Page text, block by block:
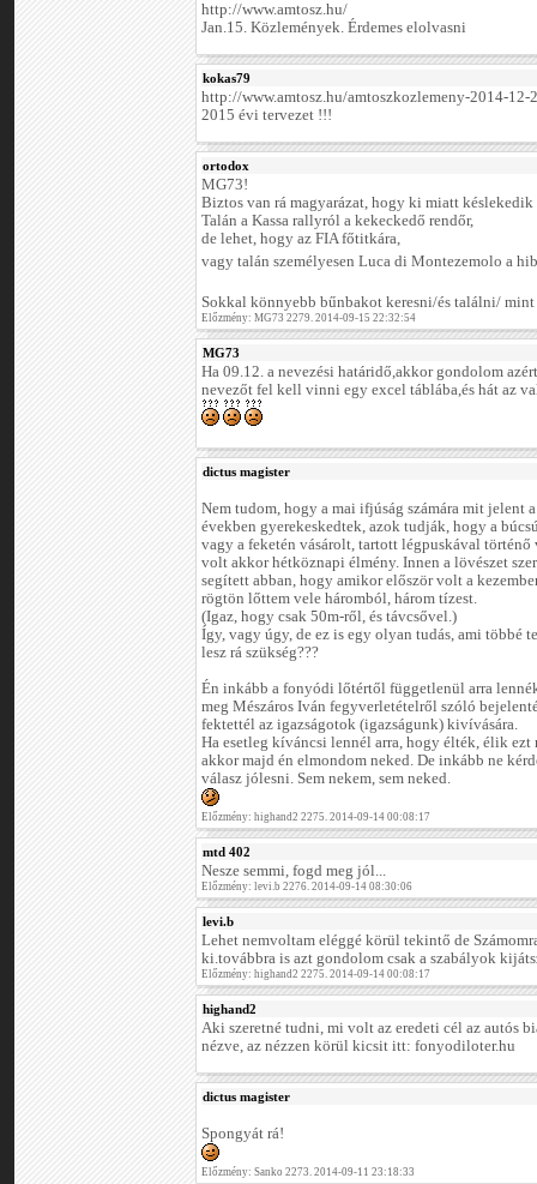
http://www.amtosz.hu/
Jan.15. Közlemények. Érdemes elolvasni
kokas79
http://www.amtosz.hu/amtoszkozlemeny-2014-12-
2015 évi tervezet !!!
ortodox
MG73!
Biztos van rá magyarázat, hogy ki miatt késlekedik
Talán a Kassa rallyról a kekeckedő rendőr,
de lehet, hogy az FIA főtitkára,
vagy talán személyesen Luca di Montezemolo a
Sokkal könnyebb bűnbakot keresni/és találni/
Előzmény: MG73 2279. 2014-09-15 22:32:54
MG73
Ha 09.12. a nevezési határidő,akkor gondolom
nevezőt fel kell vinni egy excel táblába,és hát az
dictus magister
Nem tudom, hogy a mai ifjúság számára mit jelent
években gyerekeskedtek, azok tudják, hogy a
vagy a feketén vásárolt, tartott légpuskával történő
volt akkor hétköznapi élmény. Innen a lövészet
segített abban, hogy amikor először volt a
rögtön lőttem vele háromból, három tízest.
(Igaz, hogy csak 50m-ről, és távcsővel.)
Így, vagy úgy, de ez is egy olyan tudás, ami többé
lesz rá szükség???
Én inkább a fonyódi lőtértől függetlenül arra
meg Mészáros Iván fegyverletételről szóló
fektettél az igazságotok (igazságunk) kivívására.
Ha esetleg kíváncsi lennél arra, hogy élték, élik
akkor majd én elmondom neked. De inkább ne
válasz jólesni. Sem nekem, sem neked.
Előzmény: highand2 2275. 2014-09-14 00:08:17
mtd 402
Nesze semmi, fogd meg jól...
Előzmény: levi.b 2276. 2014-09-14 08:30:06
levi.b
Lehet nemvoltam eléggé körül tekintő de
ki.továbbra is azt gondolom csak a szabályok
Előzmény: highand2 2275. 2014-09-14 00:08:17
highand2
Aki szeretné tudni, mi volt az eredeti cél az autós
nézve, az nézzen körül kicsit itt: fonyodiloter.hu
dictus magister
Spongyát rá!
Előzmény: Sanko 2273. 2014-09-11 23:18:33